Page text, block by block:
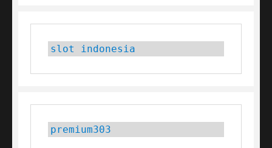
slot indonesia
premium303